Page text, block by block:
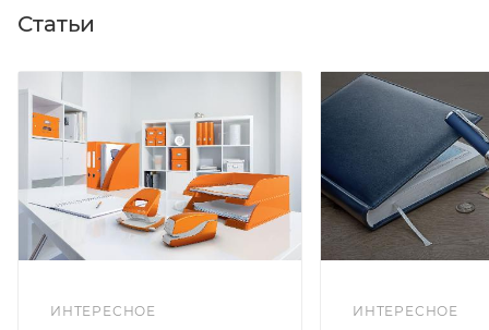
Статьи
ИНТЕРЕСНОЕ ИНТЕРЕСНОЕ